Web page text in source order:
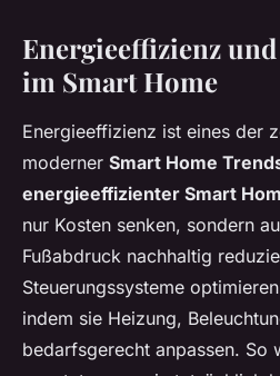
Energieeffizienz
im Smart Home
Energieeffizienz ist eines der
moderner Smart Home
energieeffizienter Smart
nur Kosten senken, sondern
Fußabdruck nachhaltig
Steuerungssysteme
indem sie Heizung,
bedarfsgerecht anpassen. So